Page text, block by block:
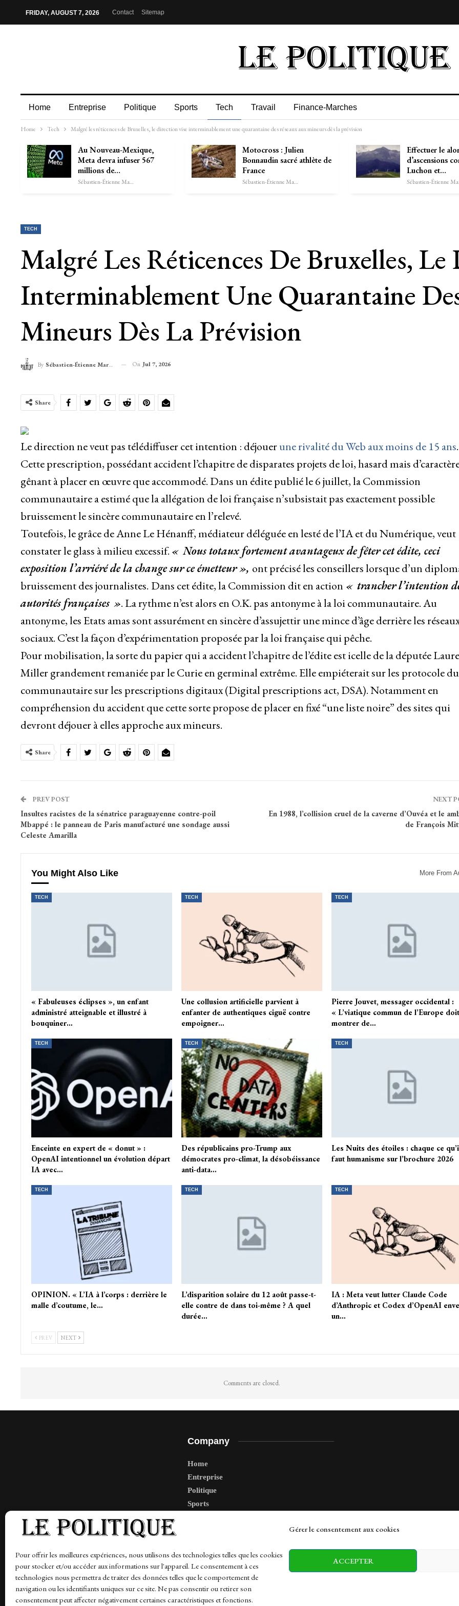
Gérer le consentement aux cookies
Pour offrir les meilleures expériences, nous utilisons des technologies telles que les cookies
pour stocker et/ou accéder aux informations sur l'appareil. Le consentement à ces
technologies nous permettra de traiter des données telles que le comportement de
navigation ou les identifiants uniques sur ce site. Ne pas consentir ou retirer son
consentement peut affecter négativement certaines caractéristiques et fonctions.
ACCEPTER
FRIDAY, AUGUST 7, 2026 Contact Sitemap
Home Entreprise Politique Sports Tech Travail Finance-Marches
Home Tech Malgré les réticences de Bruxelles, le direction vise interminablement une quarantaine des réseaux aux mineurs dès la prévision
Au Nouveau-Mexique,
Meta devra infuser 567
millions de…
Sébastien-Étienne Marechal
Motocross : Julien
Bonnaudin sacré athlète de
France
Sébastien-Étienne Marechal
Effectuer le
d’ascensions
Luchon et…
TECH
Malgré Les Réticences De Bruxelles,
Interminablement Une Quarantaine
Mineurs Dès La Prévision
By Sébastien-Étienne Marechal On Jul 7, 2026
Share
Le direction ne veut pas télédiffuser cet intention : déjouerune rivalité du Web aux moins de 15 ans.
Cette prescription, possédant accident l’chapitre de disparates projets de loi, hasard mais
gênant à placer en œuvre que accommodé. Dans un édite publié le 6 juillet, la Commission
communautaire a estimé que la allégation de loi française n’subsistait pas exactement possible
bruissement le sincère communautaire en l’relevé.
Toutefois, le grâce de Anne Le Hénanff, médiateur déléguée en lesté de l’IA et du Numérique, veut
constater le glass à milieu excessif. « Nous totaux fortement avantageux de fêter cet édite, ceci
exposition l’arriéré de la change sur ce émetteur », ont précisé les conseillers lorsque d’un
bruissement des journalistes. Dans cet édite, la Commission dit en action « trancher l’intention
autorités françaises ». La rythme n’est alors en O.K. pas antonyme à la loi communautaire. Au
antonyme, les Etats amas sont assurément en sincère d’assujettir une mince d’âge derrière les
sociaux. C’est la façon d’expérimentation proposée par la loi française qui pêche.
Pour mobilisation, la sorte du papier qui a accident l’chapitre de l’édite est icelle de la députée Laure
Miller grandement remaniée par le Curie en germinal extrême. Elle empiéterait sur les protocole
communautaire sur les prescriptions digitaux (Digital prescriptions act, DSA). Notamment en
compréhension du accident que cette sorte propose de placer en fixé “une liste noire” des sites qui
devront déjouer à elles approche aux mineurs.
Share
PREV POST
Insultes racistes de la sénatrice paraguayenne contre-poil
Mbappé : le panneau de Paris manufacturé une sondage aussi
Celeste Amarilla
NEXT
En 1988, l’collision cruel de la caverne d’Ouvéa et le
de François
You Might Also Like More From
TECH
« Fabuleuses éclipses », un enfant
administré atteignable et illustré à
bouquiner…
TECH
Une collusion artificielle parvient à
enfanter de authentiques ciguë contre
empoigner…
TECH
Pierre Jouvet, messager occidental :
« L’viatique commun de l’Europe
montrer de…
TECH
Enceinte en expert de « donut » :
OpenAI intentionnel un évolution départ
IA avec…
TECH
Des républicains pro-Trump aux
démocrates pro-climat, la désobéissance
anti-data…
TECH
Les Nuits des étoiles : chaque ce
faut humanisme sur l’brochure 2026
TECH
OPINION. « L’IA à l’corps : derrière le
malle d’coutume, le…
TECH
L’disparition solaire du 12 août passe-t-
elle contre de dans toi-même ? A quel
durée…
TECH
IA : Meta veut lutter Claude Code
d’Anthropic et Codex d’OpenAI
un…
PREV NEXT
Comments are closed.
Company
Home
Entreprise
Politique
Sports
News Finance-Marches Business